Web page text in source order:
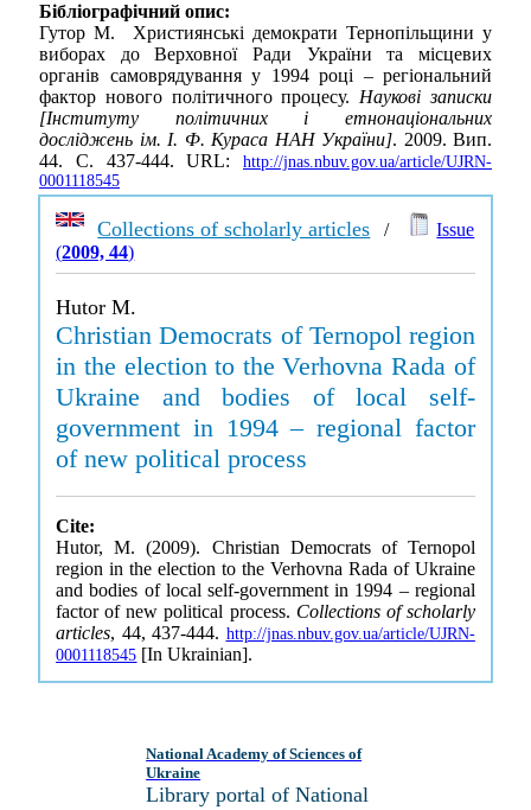
Бібліографічний опис:
Гутор М. Християнські демократи Тернопільщини у
виборах до Верховної Ради України та місцевих
органів самоврядування у 1994 році – регіональний
фактор нового політичного процесу.Наукові записки
[Інституту політичних і етнонаціональних
досліджень ім. І. Ф. Кураса НАН України]. 2009. Вип.
44. С. 437-444. URL: http://jnas.nbuv.gov.ua/article/UJRN-
0001118545
Collections of scholarly articles /
Issue
(2009, 44)
Hutor M.
Christian Democrats of Ternopol region
in the election to the Verhovna Rada of
Ukraine and bodies of local self-
government in 1994 – regional factor
of new political process
Cite:
Hutor, M. (2009). Christian Democrats of Ternopol
region in the election to the Verhovna Rada of Ukraine
and bodies of local self-government in 1994 – regional
factor of new political process. Collections of scholarly
articles, 44, 437-444. http://jnas.nbuv.gov.ua/article/UJRN-
0001118545 [In Ukrainian].
National Academy of Sciences of
Ukraine
Library portal of National